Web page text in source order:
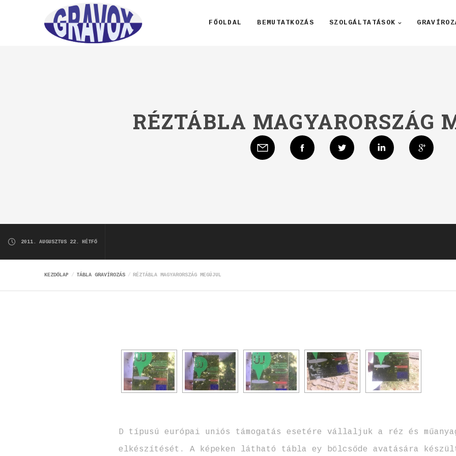
FŐOLDAL BEMUTATKOZÁS SZOLGÁLTATÁSOK
RÉZTÁBLA MAGYARORSZÁG
2011. AUGUSZTUS 22. HÉTFŐ
KEZDŐLAP TÁBLA GRAVÍROZÁS RÉZTÁBLA MAGYARORSZÁG MEGÚJUL
D típusú európai uniós támogatás esetére vállaljuk a réz és
elkészítését. A képeken látható tábla ey bölcsőde avatására